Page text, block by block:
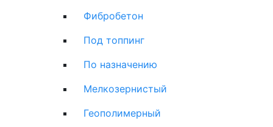
Фибробетон
Под топпинг
По назначению
Мелкозернистый
Геополимерный